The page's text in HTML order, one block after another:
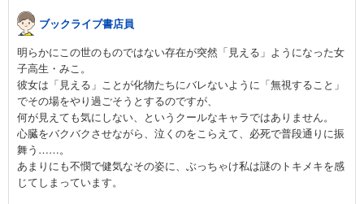
ブックライブ書店員
明らかにこの世のものではない存在が突然「見える」ようになった女
子高生・みこ。
彼女は「見える」ことが化物たちにバレないように「無視すること」
でその場をやり過ごそうとするのですが、
何が見えても気にしない、というクールなキャラではありません。
心臓をバクバクさせながら、泣くのをこらえて、必死で普段通りに振
舞う……。
あまりにも不憫で健気なその姿に、ぶっちゃけ私は謎のトキメキを感
じてしまっています。